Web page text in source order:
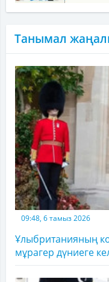
Танымал
09:48, 6 тамыз 2026
Ұлыбританияның
мұрагер дүниеге